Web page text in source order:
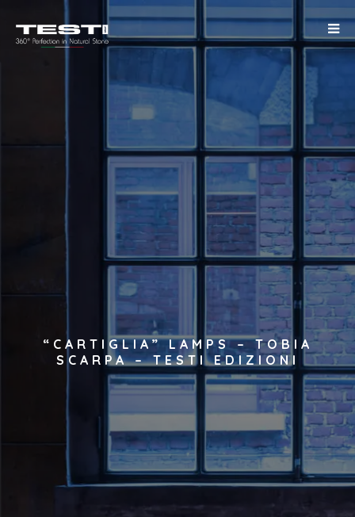
“CARTIGLIA” LAMPS – TOBIA
SCARPA – TESTI EDIZIONI